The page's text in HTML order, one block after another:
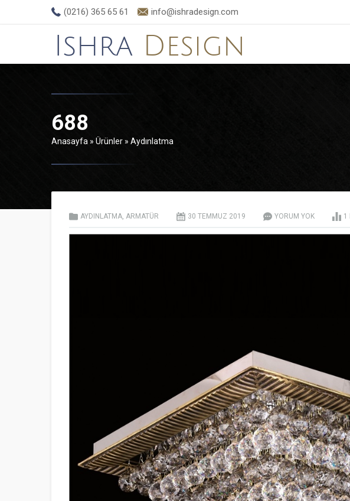
(0216) 365 65 61 info@ishradesign.com
688
Anasayfa » Ürünler » Aydınlatma
AYDINLATMA, ARMATÜR 30 TEMMUZ 2019 YORUM YOK 1